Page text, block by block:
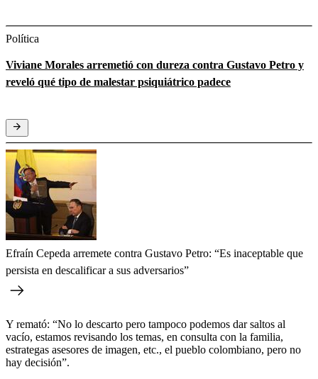
Política
Viviane Morales arremetió con dureza contra Gustavo Petro y
reveló qué tipo de malestar psiquiátrico padece
Efraín Cepeda arremete contra Gustavo Petro: “Es inaceptable que
persista en descalificar a sus adversarios”
Y remató: “No lo descarto pero tampoco podemos dar saltos al
vacío, estamos revisando los temas, en consulta con la familia,
estrategas asesores de imagen, etc., el pueblo colombiano, pero no
hay decisión”.